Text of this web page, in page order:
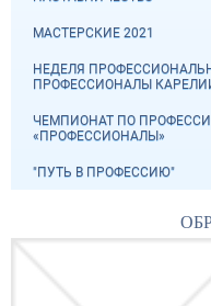
МАСТЕРСКИЕ 2021
НЕДЕЛЯ
ПРОФЕССИОНАЛЫ
ЧЕМПИОНАТ ПО
«ПРОФЕССИОНАЛЫ»
"ПУТЬ В ПРОФЕССИЮ"